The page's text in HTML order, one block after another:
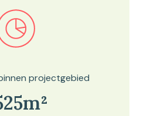
kaartviewer
projectgebied